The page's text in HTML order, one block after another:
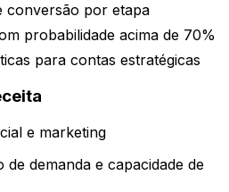
conversão por etapa
probabilidade acima de 70%
para contas estratégicas
e marketing
demanda e capacidade de